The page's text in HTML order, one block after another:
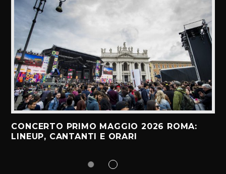
CONCERTO PRIMO MAGGIO 2026 ROMA:
LINEUP, CANTANTI E ORARI